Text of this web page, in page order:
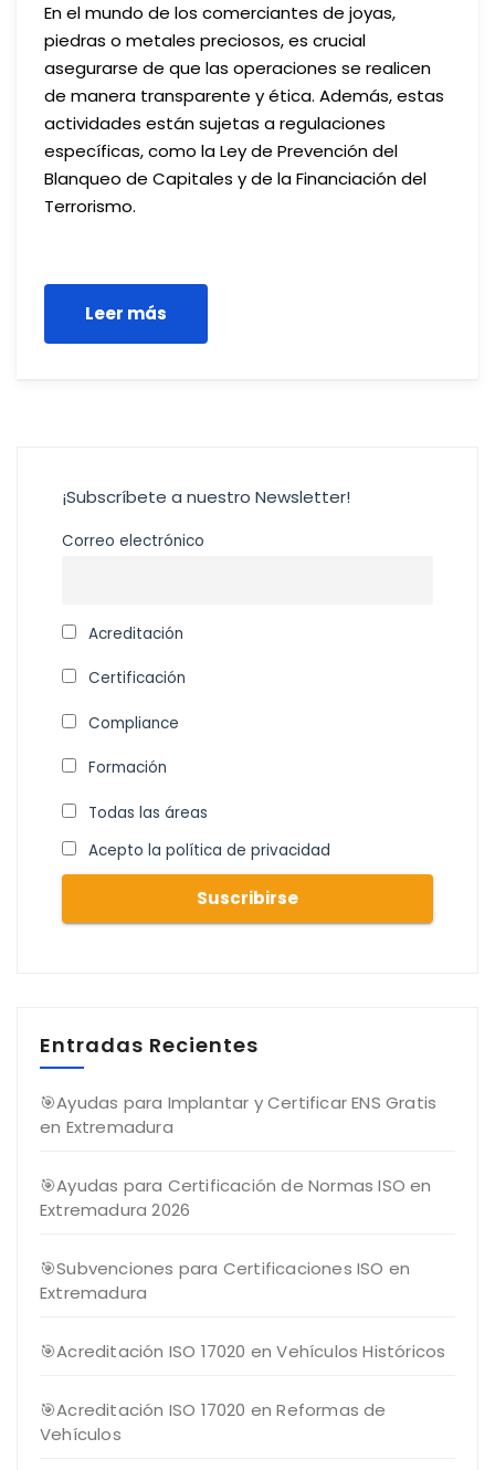
En el mundo de los comerciantes de joyas,
piedras o metales preciosos, es crucial
asegurarse de que las operaciones se realicen
de manera transparente y ética. Además, estas
actividades están sujetas a regulaciones
específicas, como la Ley de Prevención del
Blanqueo de Capitales y de la Financiación del
Terrorismo.
Leer más
¡Subscríbete a nuestro Newsletter!
Correo electrónico
Acreditación
Certificación
Compliance
Formación
Todas las áreas
Acepto la política de privacidad
Entradas Recientes
🎯Ayudas para Implantar y Certificar ENS Gratis
en Extremadura
🎯Ayudas para Certificación de Normas ISO en
Extremadura 2026
🎯Subvenciones para Certificaciones ISO en
Extremadura
🎯Acreditación ISO 17020 en Vehículos Históricos
🎯Acreditación ISO 17020 en Reformas de
Vehículos